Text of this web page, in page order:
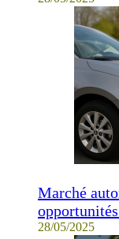
Marché
28/05/2025